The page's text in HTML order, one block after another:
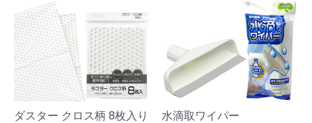
ダスター クロス柄 8枚入り 水滴取ワイパー